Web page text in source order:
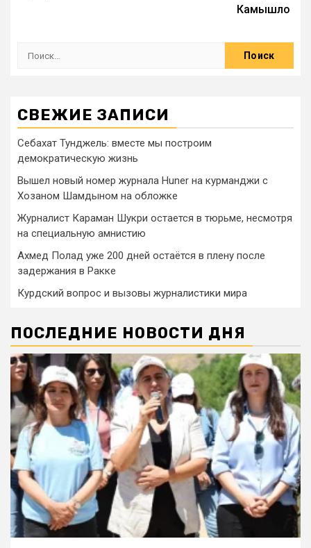
Камышло
СВЕЖИЕ ЗАПИСИ
Себахат Тунджель: вместе мы построим
демократическую жизнь
Вышел новый номер журнала Huner на курманджи с
Хозаном Шамдыном на обложке
Журналист Караман Шукри остается в тюрьме, несмотря
на специальную амнистию
Ахмед Полад уже 200 дней остаётся в плену после
задержания в Ракке
Курдский вопрос и вызовы журналистики мира
ПОСЛЕДНИЕ НОВОСТИ ДНЯ